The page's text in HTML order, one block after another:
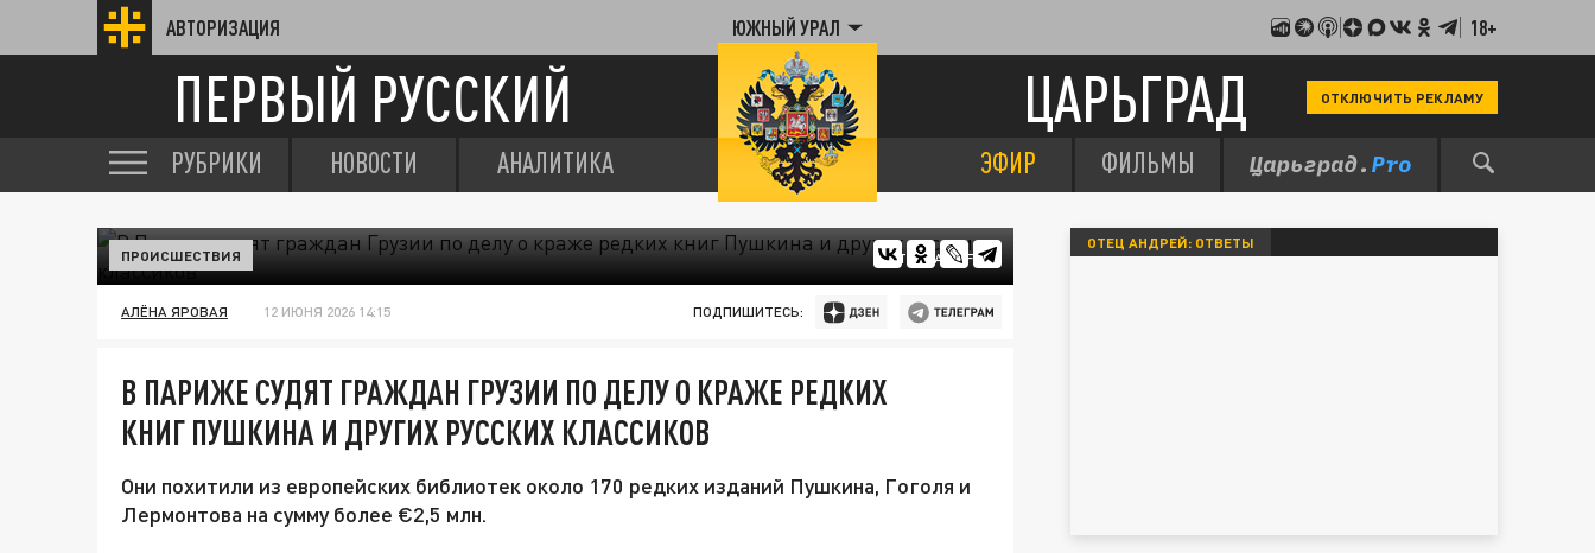
АВТОРИЗАЦИЯ ЮЖНЫЙ УРАЛ 18+
ПЕРВЫЙ РУССКИЙ ЦАРЬГРАД ОТКЛЮЧИТЬ РЕКЛАМУ
РУБРИКИ НОВОСТИ АНАЛИТИКА ЭФИР ФИЛЬМЫ
ФОТО: MAGNIFIC.
ПРОИСШЕСТВИЯ
АЛЁНА ЯРОВАЯ 12 ИЮНЯ 2026 14:15 ПОДПИШИТЕСЬ:
В ПАРИЖЕ СУДЯТ ГРАЖДАН ГРУЗИИ ПО ДЕЛУ О КРАЖЕ РЕДКИХ
КНИГ ПУШКИНА И ДРУГИХ РУССКИХ КЛАССИКОВ
Они похитили из европейских библиотек около 170 редких изданий Пушкина, Гоголя и
Лермонтова на сумму более €2,5 млн.
ОТЕЦ АНДРЕЙ: ОТВЕТЫ